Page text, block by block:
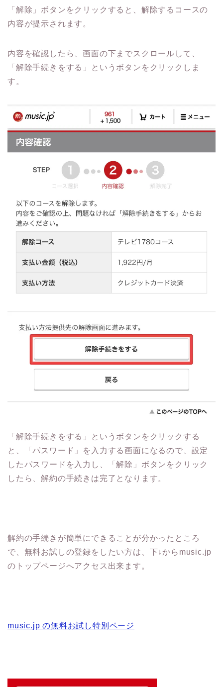
「解除」ボタンをクリックすると、解除するコースの
内容が提示されます。
内容を確認したら、画面の下までスクロールして、
「解除手続きをする」というボタンをクリックしま
す。
「解除手続きをする」というボタンをクリックする
と、「パスワード」を入力する画面になるので、設定
したパスワードを入力し、「解除」ボタンをクリック
したら、解約の手続きは完了となります。
解約の手続きが簡単にできることが分かったところ
で、無料お試しの登録をしたい方は、下↓からmusic.jp
のトップページへアクセス出来ます。
music.jp の無料お試し特別ページ